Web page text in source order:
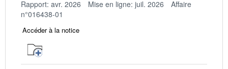
Rapport: avr. 2026 Mise en ligne: juil. 2026
Affaire
n°016438-01
Accéder à la notice